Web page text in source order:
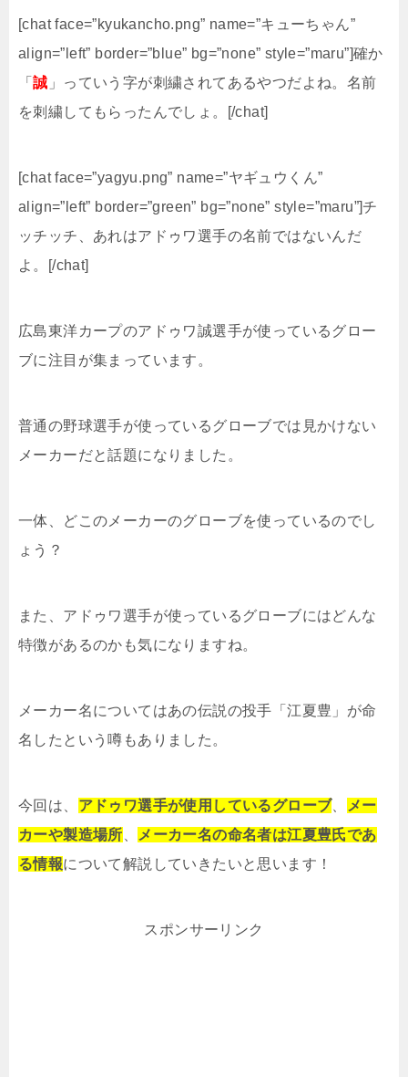
[chat face=”kyukancho.png” name=”キューちゃん”
align=”left” border=”blue” bg=”none” style=”maru”]確か
「誠 」っていう字が刺繍されてあるやつだよね。名前
を刺繍してもらったんでしょ。[/chat]
[chat face=”yagyu.png” name=”ヤギュウくん”
align=”left” border=”green” bg=”none” style=”maru”]チ
ッチッチ、あれはアドゥワ選手の名前ではないんだ
よ。[/chat]
広島東洋カープのアドゥワ誠選手が使っているグロー
ブに注目が集まっています。
普通の野球選手が使っているグローブでは見かけない
メーカーだと話題になりました。
一体、どこのメーカーのグローブを使っているのでし
ょう？
また、アドゥワ選手が使っているグローブにはどんな
特徴があるのかも気になりますね。
メーカー名についてはあの伝説の投手「江夏豊」が命
名したという噂もありました。
今回は、 アドゥワ選手が使用しているグローブ、
メー
カーや製造場所
メーカー名の命名者は江夏豊氏であ
る情報について解説していきたいと思います！
スポンサーリンク